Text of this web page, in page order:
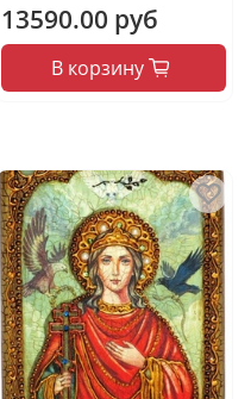
13590.00 руб
В корзину